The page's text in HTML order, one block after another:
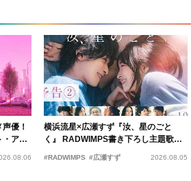
優！
・アロ
横浜流星×広瀬すず『汝、星のごと
く』 RADWIMPS書き下ろし主題歌が
15年の愛を切なく彩る
#RADWIMPS #広瀬すず 2026.08.05